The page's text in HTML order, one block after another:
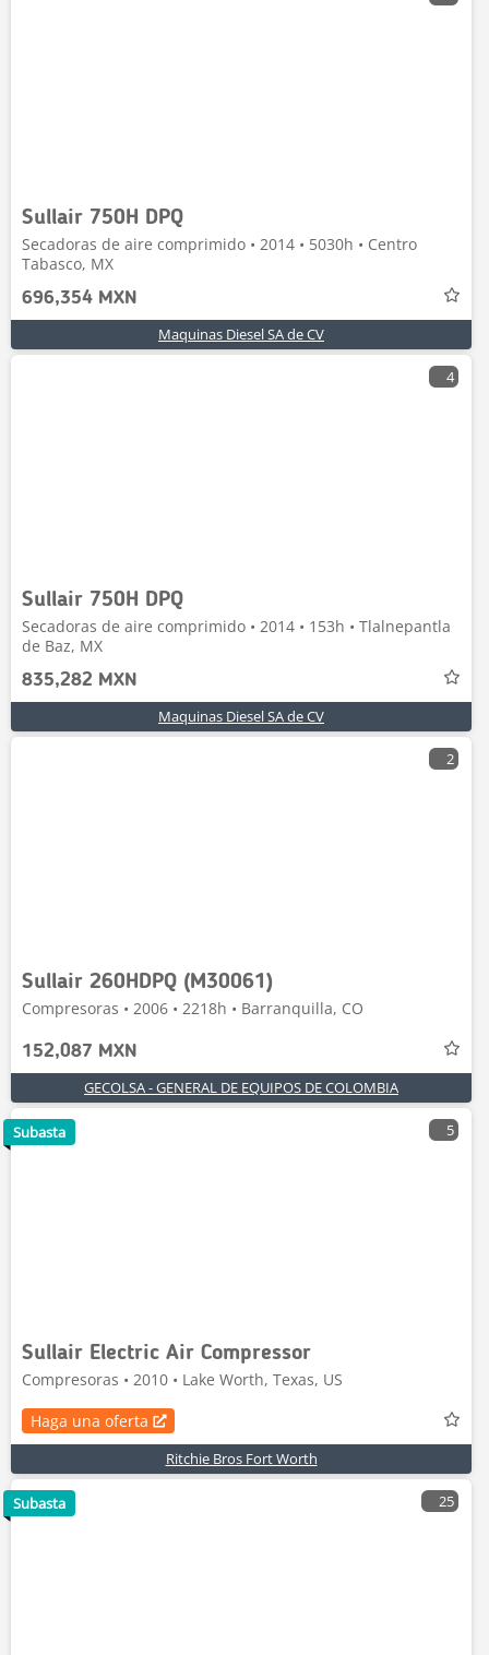
Sullair 750H DPQ
Secadoras de aire comprimido • 2014 • 5030h • Centro
Tabasco, MX
696,354 MXN
Maquinas Diesel SA de CV
4
Sullair 750H DPQ
Secadoras de aire comprimido • 2014 • 153h • Tlalnepantla
de Baz, MX
835,282 MXN
Maquinas Diesel SA de CV
2
Sullair 260HDPQ (M30061)
Compresoras • 2006 • 2218h • Barranquilla, CO
152,087 MXN
GECOLSA - GENERAL DE EQUIPOS DE COLOMBIA
5
Sullair Electric Air Compressor
Compresoras • 2010 • Lake Worth, Texas, US
Haga una oferta
Ritchie Bros Fort Worth
Subasta
25
Subasta